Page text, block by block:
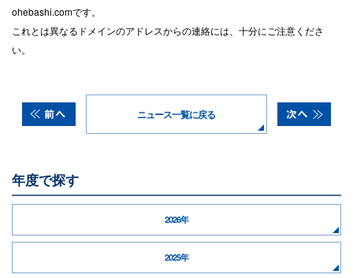
ohebashi.comです。
これとは異なるドメインのアドレスからの連絡には、十分にご注意くださ
い。
ニュース一覧に戻る
年度で探す
2026年
2025年